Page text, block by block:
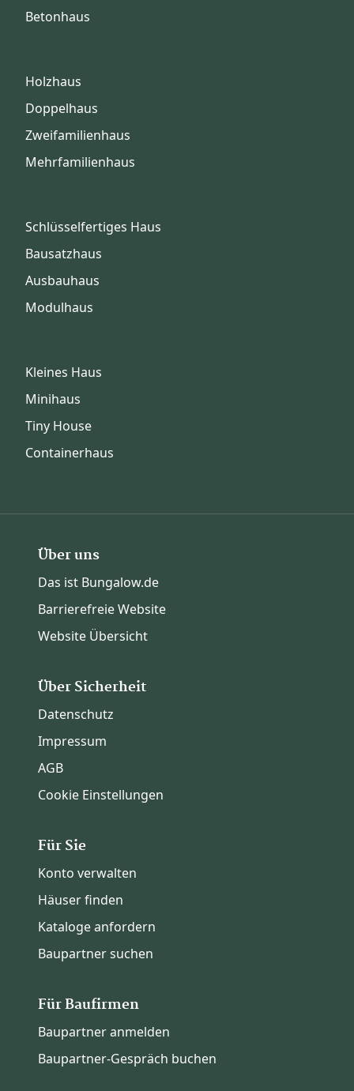
Betonhaus
Holzhaus
Doppelhaus
Zweifamilienhaus
Mehrfamilienhaus
Schlüsselfertiges Haus
Bausatzhaus
Ausbauhaus
Modulhaus
Kleines Haus
Minihaus
Tiny House
Containerhaus
Über uns
Das ist Bungalow.de
Barrierefreie Website
Website Übersicht
Über Sicherheit
Datenschutz
Impressum
AGB
Cookie Einstellungen
Für Sie
Konto verwalten
Häuser finden
Kataloge anfordern
Baupartner suchen
Für Baufirmen
Baupartner anmelden
Baupartner-Gespräch buchen